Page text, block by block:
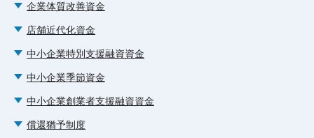
企業体質改善資金
店舗近代化資金
中小企業特別支援融資資金
中小企業季節資金
中小企業創業者支援融資資金
償還猶予制度